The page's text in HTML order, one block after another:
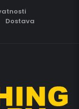
Dostava